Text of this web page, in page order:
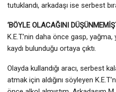
tutuklandı, arkadaşı ise serbest
‘BÖYLE OLACAĞINI
K.E.T.’nin daha önce gasp,
kaydı bulunduğu ortaya çıktı.
Olayda kullandığı aracı, serbest
atmak için aldığını söyleyen